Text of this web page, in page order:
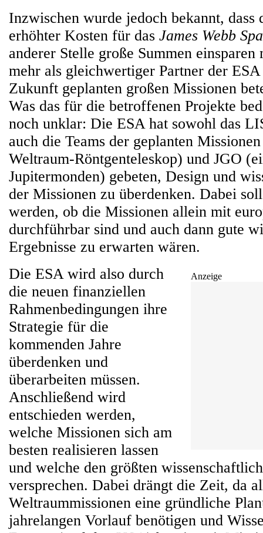
Inzwischen wurde jedoch bekannt,
erhöhter Kosten für das James Webb
anderer Stelle große Summen einsparen
mehr als gleichwertiger Partner der
Zukunft geplanten großen Missionen
Was das für die betroffenen Projekte
noch unklar: Die ESA hat sowohl das
auch die Teams der geplanten
Weltraum-Röntgenteleskop) und JGO
Jupitermonden) gebeten, Design und
der Missionen zu überdenken. Dabei
werden, ob die Missionen allein mit
durchführbar sind und auch dann gute
Ergebnisse zu erwarten wären.
Anzeige
Die ESA wird also durch
die neuen finanziellen
Rahmenbedingungen ihre
Strategie für die
kommenden Jahre
überdenken und
überarbeiten müssen.
Anschließend wird
entschieden werden,
welche Missionen sich am
besten realisieren lassen
und welche den größten
versprechen. Dabei drängt die Zeit, da
Weltraummissionen eine gründliche
jahrelangen Vorlauf benötigen und